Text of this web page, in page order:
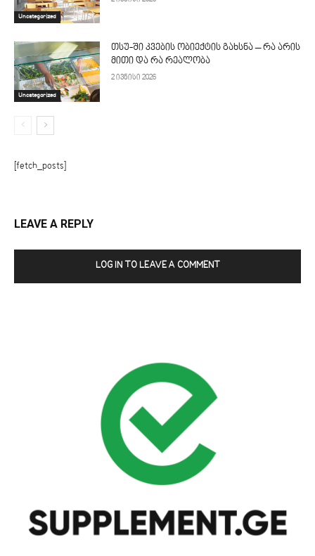
Uncategorized
Uncategorized
თსუ-ში კვების ობიექტის გახსნა – რა არის
მითი და რა რეალობა
2 ივნისი 2026
[fetch_posts]
LEAVE A REPLY
LOG IN TO LEAVE A COMMENT